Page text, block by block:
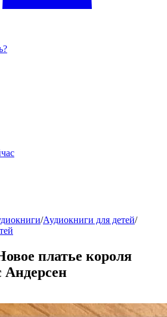
/Аудиокниги для детей/
платье короля
Андерсен